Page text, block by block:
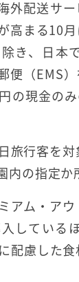
外配送サ
高まる10
き、日本
便（EMS
の現金の
旅行客を
内の指定
アム・ア
している
配慮した